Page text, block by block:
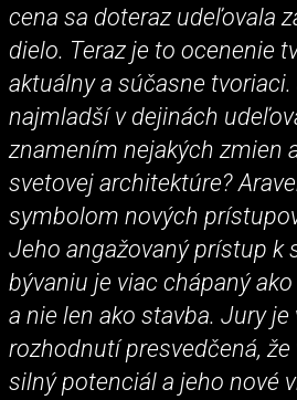
cena sa doteraz udeľovala
dielo. Teraz je to ocenenie
aktuálny a súčasne
najmladší v dejinách
znamením nejakých zmien
svetovej architektúre?
symbolom nových
Jeho angažovaný prístup k
bývaniu je viac chápaný
a nie len ako stavba. Jury
rozhodnutí presvedčená, že
silný potenciál a jeho nové